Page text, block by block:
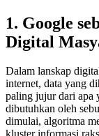
1. Google
Digital
Dalam lanskap
internet, data yang
paling jujur dari apa
dibutuhkan oleh
dimulai, algoritma